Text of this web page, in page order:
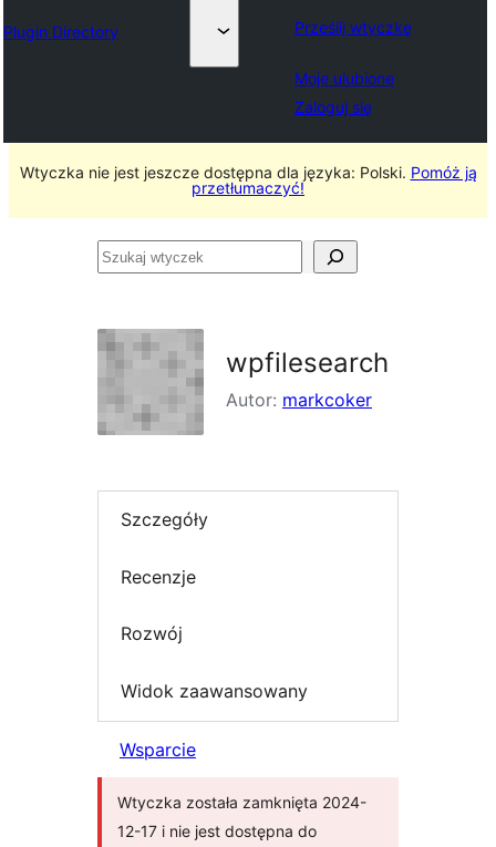
Plugin Directory Prześlij wtyczkę
Moje ulubione
Zaloguj się
Wtyczka nie jest jeszcze dostępna dla języka: Polski. Pomóż ją
przetłumaczyć!
Szukaj
wpfilesearch
Autor: markcoker
Szczegóły
Recenzje
Rozwój
Widok zaawansowany
Wsparcie
Wtyczka została zamknięta 2024-
12-17 i nie jest dostępna do